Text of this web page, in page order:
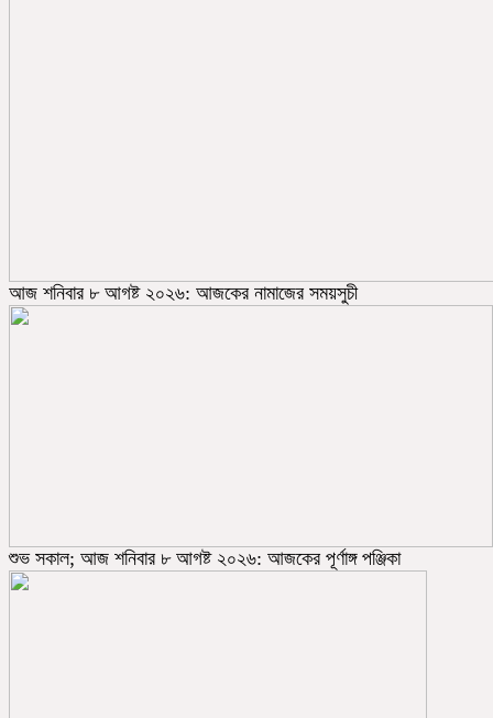
আজ শনিবার ৮ আগষ্ট ২০২৬: আজকের নামাজের সময়সুচী
শুভ সকাল; আজ শনিবার ৮ আগষ্ট ২০২৬: আজকের পূর্ণাঙ্গ পঞ্জিকা